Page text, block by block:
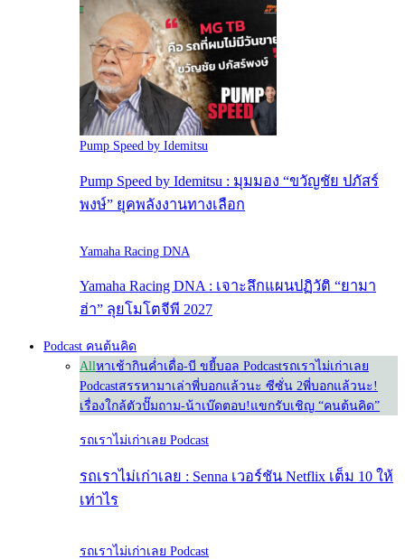
Pump Speed by Idemitsu
Pump Speed by Idemitsu : มุมมอง “ขวัญชัย ปภัสร์
พงษ์” ยุคพลังงานทางเลือก
Yamaha Racing DNA
Yamaha Racing DNA : เจาะลึกแผนปฏิวัติ “ยามา
ฮ่า” ลุยโมโตจีพี 2027
Podcast คนต้นคิด
Allหาเช้ากินค่ำเดื่อ-บี ขยี้บอล Podcastรถเราไม่เก่าเลย
Podcastสรรหามาเล่าพี่บอกแล้วนะ ซีซั่น 2พี่บอกแล้วนะ!
เรื่องใกล้ตัวปั๊มถาม-น้าเบ๊ดตอบ! แขกรับเชิญ “คนต้นคิด”
รถเราไม่เก่าเลย Podcast
รถเราไม่เก่าเลย : Senna เวอร์ชัน Netflix เต็ม 10 ให้
เท่าไร
รถเราไม่เก่าเลย Podcast